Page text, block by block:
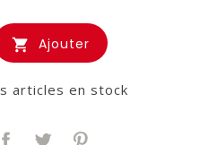
 Ajouter
articles en stock